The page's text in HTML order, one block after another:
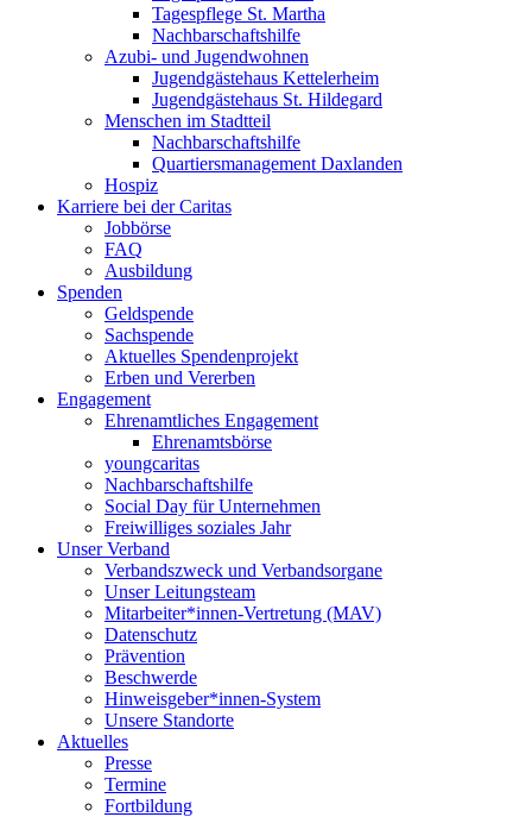
Tagespflege St. Martha
Nachbarschaftshilfe
Azubi- und Jugendwohnen
Jugendgästehaus Kettelerheim
Jugendgästehaus St. Hildegard
Menschen im Stadtteil
Nachbarschaftshilfe
Quartiersmanagement Daxlanden
Hospiz
Karriere bei der Caritas
Jobbörse
FAQ
Ausbildung
Spenden
Geldspende
Sachspende
Aktuelles Spendenprojekt
Erben und Vererben
Engagement
Ehrenamtliches Engagement
Ehrenamtsbörse
youngcaritas
Nachbarschaftshilfe
Social Day für Unternehmen
Freiwilliges soziales Jahr
Unser Verband
Verbandszweck und Verbandsorgane
Unser Leitungsteam
Mitarbeiter*innen-Vertretung (MAV)
Datenschutz
Prävention
Beschwerde
Hinweisgeber*innen-System
Unsere Standorte
Aktuelles
Presse
Termine
Fortbildung